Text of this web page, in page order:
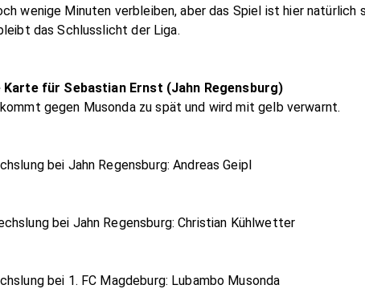
wenige Minuten verbleiben, aber das Spiel ist hier
das Schlusslicht der Liga.
Karte für Sebastian Ernst (Jahn Regensburg)
gegen Musonda zu spät und wird mit gelb verwarnt.
bei Jahn Regensburg: Andreas Geipl
bei Jahn Regensburg: Christian Kühlwetter
bei 1. FC Magdeburg: Lubambo Musonda